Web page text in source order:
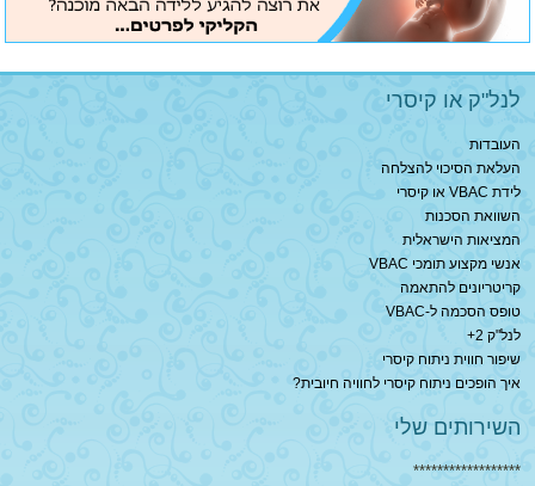
לנל"ק או קיסרי
העובדות
העלאת הסיכוי להצלחה
לידת VBAC או קיסרי
השוואת הסכנות
המציאות הישראלית
אנשי מקצוע תומכי VBAC
קריטריונים להתאמה
טופס הסכמה ל-VBAC
לנל"ק 2+
שיפור חווית ניתוח קיסרי
איך הופכים ניתוח קיסרי לחוויה חיובית?
השירותים שלי
******************